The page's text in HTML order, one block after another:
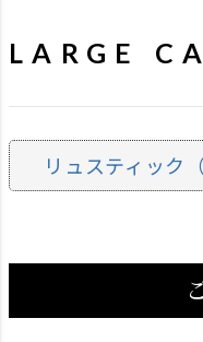
LARGE
リュスティック